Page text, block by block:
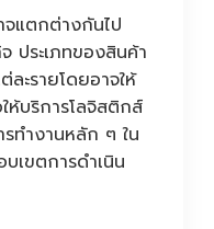
แตกต่างกันไป
ประเภทของสินค้า
ะรายโดยอาจให้
ห้บริการโลจิสติกส์
ทำงานหลัก ๆ ใน
เขตการดำเนิน